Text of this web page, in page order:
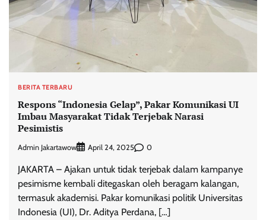
BERITA TERBARU
Respons “Indonesia Gelap”, Pakar Komunikasi UI
Imbau Masyarakat Tidak Terjebak Narasi
Pesimistis
Admin Jakartawow April 24, 2025 0
JAKARTA – Ajakan untuk tidak terjebak dalam kampanye
pesimisme kembali ditegaskan oleh beragam kalangan,
termasuk akademisi. Pakar komunikasi politik Universitas
Indonesia (UI), Dr. Aditya Perdana, […]